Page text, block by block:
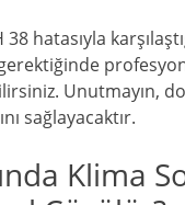
38 hatasıyla
Unutmayın,
sağlayacaktır.
Klima